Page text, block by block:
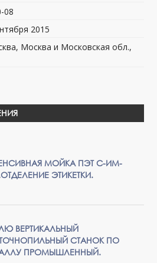
08
2015
Москва и Московская обл.,
МОЙКА ПЭТ С-ИМ-
ЭТИКЕТКИ.
ВЕРТИКАЛЬНЫЙ
СТАНОК ПО
ПРОМЫШЛЕННЫЙ.